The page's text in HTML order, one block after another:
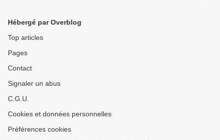
Hébergé par Overblog
Top articles
Pages
Contact
Signaler un abus
C.G.U.
Cookies et données personnelles
Préférences cookies